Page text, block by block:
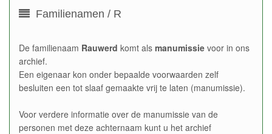
Familienamen / R
De familienaam Rauwerd komt als manumissie voor in ons
archief.
Een eigenaar kon onder bepaalde voorwaarden zelf
besluiten een tot slaaf gemaakte vrij te laten (manumissie).
Voor verdere informatie over de manumissie van de
personen met deze achternaam kunt u het archief